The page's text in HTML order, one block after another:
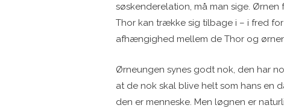
søskenderelation, må man sige.
Thor kan trække sig tilbage i – i fred
afhængighed mellem de Thor og
Ørneungen synes godt nok, den har
at de nok skal blive helt som hans en
den er menneske. Men løgnen er